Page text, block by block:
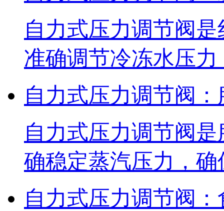
自力式压力调节阀
准确调节冷冻水压
自力式压力调节阀
自力式压力调节阀
确稳定蒸汽压力，
自力式压力调节阀